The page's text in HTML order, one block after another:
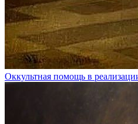
Оккультная помощь в